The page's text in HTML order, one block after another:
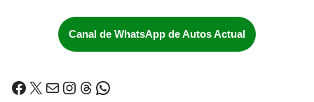
Canal de WhatsApp de Autos Actual